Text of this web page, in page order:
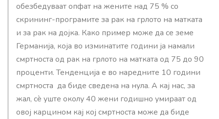
обезбедуваат опфат на жените над 75 % со
скрининг-програмите за рак на грлото на матката
и за рак на дојка. Како пример може да се земе
Германија, која во изминатите години ја намали
смртноста од рак на грлото на матката од 75 до 90
проценти. Тенденција е во наредните 10 години
смртноста да биде сведена на нула. А кај нас, за
жал, сè уште околу 40 жени годишно умираат од
овој карцином кај кој смртноста може да биде